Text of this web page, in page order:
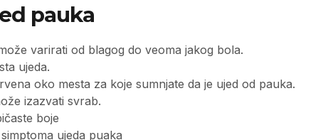
pauka
varirati od blagog do veoma jakog bola.
ujeda.
oko mesta za koje sumnjate da je ujed od pauka.
izazvati svrab.
boje
ujeda puaka